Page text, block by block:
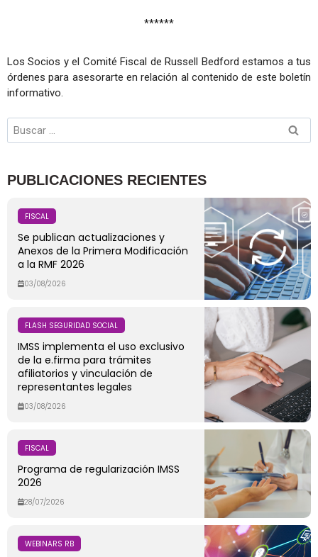
******
Los Socios y el Comité Fiscal de Russell Bedford estamos a tus
órdenes para asesorarte en relación al contenido de este boletín
informativo.
PUBLICACIONES RECIENTES
FISCAL
Se publican actualizaciones y
Anexos de la Primera Modificación
a la RMF 2026
03/08/2026
FLASH SEGURIDAD SOCIAL
IMSS implementa el uso exclusivo
de la e.firma para trámites
afiliatorios y vinculación de
representantes legales
03/08/2026
FISCAL
Programa de regularización IMSS
2026
28/07/2026
WEBINARS RB